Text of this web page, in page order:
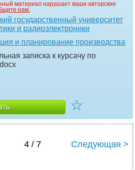
материал нарушает ваши авторские
нам.
государственный университет
и радиоэлектроники
и планирование производства
записка к курсачу по
☆
4 / 7 Следующая >